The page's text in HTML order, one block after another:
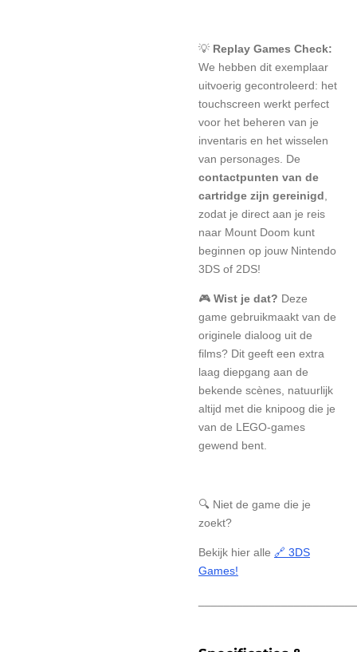
💡 Replay Games Check:
We hebben dit exemplaar
uitvoerig gecontroleerd: het
touchscreen werkt perfect
voor het beheren van je
inventaris en het wisselen
van personages. De
contactpunten van de
cartridge zijn gereinigd
zodat je direct aan je reis
naar Mount Doom kunt
beginnen op jouw Nintendo
3DS of 2DS!
🎮 Wist je dat? Deze
game gebruikmaakt van de
originele dialoog uit de
films? Dit geeft een extra
laag diepgang aan de
bekende scènes, natuurlijk
altijd met die knipoog die je
van de LEGO-games
gewend bent.
🔍 Niet de game die je
zoekt?
Bekijk hier alle 🔗 3DS
Games!